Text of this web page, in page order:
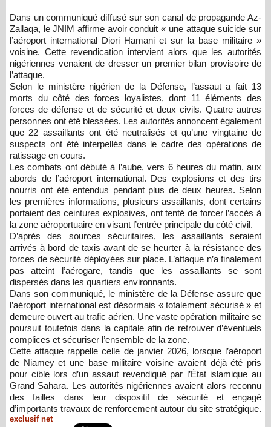
Dans un communiqué diffusé sur son canal de propagande Az-
Zallaqa, le JNIM affirme avoir conduit « une attaque suicide sur
l’aéroport international Diori Hamani et sur la base militaire »
voisine. Cette revendication intervient alors que les autorités
nigériennes venaient de dresser un premier bilan provisoire de
l’attaque.
Selon le ministère nigérien de la Défense, l’assaut a fait 13
morts du côté des forces loyalistes, dont 11 éléments des
forces de défense et de sécurité et deux civils. Quatre autres
personnes ont été blessées. Les autorités annoncent également
que 22 assaillants ont été neutralisés et qu’une vingtaine de
suspects ont été interpellés dans le cadre des opérations de
ratissage en cours.
Les combats ont débuté à l’aube, vers 6 heures du matin, aux
abords de l’aéroport international. Des explosions et des tirs
nourris ont été entendus pendant plus de deux heures. Selon
les premières informations, plusieurs assaillants, dont certains
portaient des ceintures explosives, ont tenté de forcer l’accès à
la zone aéroportuaire en visant l’entrée principale du côté civil.
D’après des sources sécuritaires, les assaillants seraient
arrivés à bord de taxis avant de se heurter à la résistance des
forces de sécurité déployées sur place. L’attaque n’a finalement
pas atteint l’aérogare, tandis que les assaillants se sont
dispersés dans les quartiers environnants.
Dans son communiqué, le ministère de la Défense assure que
l’aéroport international est désormais « totalement sécurisé » et
demeure ouvert au trafic aérien. Une vaste opération militaire se
poursuit toutefois dans la capitale afin de retrouver d’éventuels
complices et sécuriser l’ensemble de la zone.
Cette attaque rappelle celle de janvier 2026, lorsque l’aéroport
de Niamey et une base militaire voisine avaient déjà été pris
pour cible lors d’un assaut revendiqué par l’État islamique au
Grand Sahara. Les autorités nigériennes avaient alors reconnu
des failles dans leur dispositif de sécurité et engagé
d’importants travaux de renforcement autour du site stratégique.
exclusif net